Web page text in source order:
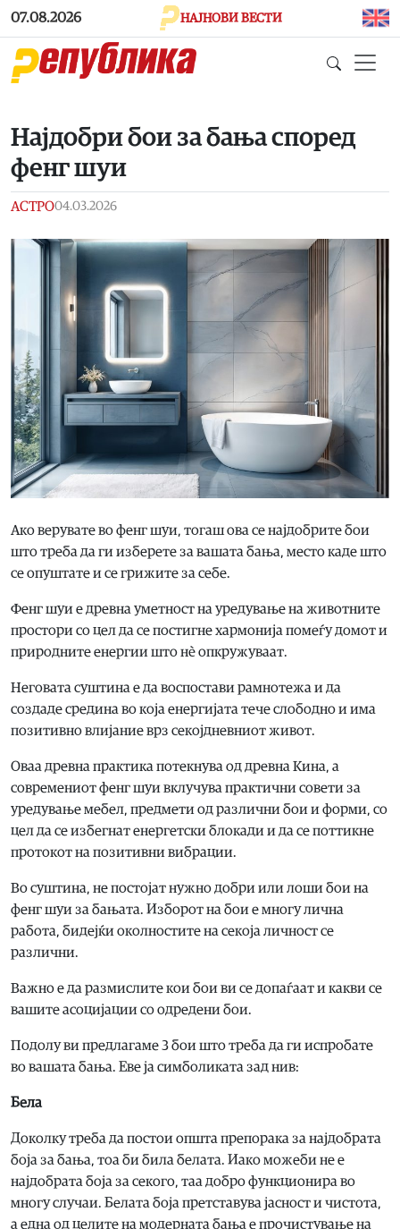
Skip to main content
07.08.2026 НАЈНОВИ ВЕСТИ
Најдобри бои за бања според
фенг шуи
АСТРО04.03.2026
Ако верувате во фенг шуи, тогаш ова се најдобрите бои
што треба да ги изберете за вашата бања, место каде што
се опуштате и се грижите за себе.
Фенг шуи е древна уметност на уредување на животните
простори со цел да се постигне хармонија помеѓу домот и
природните енергии што нè опкружуваат.
Неговата суштина е да воспостави рамнотежа и да
создаде средина во која енергијата тече слободно и има
позитивно влијание врз секојдневниот живот.
Оваа древна практика потекнува од древна Кина, а
современиот фенг шуи вклучува практични совети за
уредување мебел, предмети од различни бои и форми, со
цел да се избегнат енергетски блокади и да се поттикне
протокот на позитивни вибрации.
Во суштина, не постојат нужно добри или лоши бои на
фенг шуи за бањата. Изборот на бои е многу лична
работа, бидејќи околностите на секоја личност се
различни.
Важно е да размислите кои бои ви се допаѓаат и какви се
вашите асоцијации со одредени бои.
Подолу ви предлагаме 3 бои што треба да ги испробате
во вашата бања. Еве ја симболиката зад нив:
Бела
Доколку треба да постои општа препорака за најдобрата
боја за бања, тоа би била белата. Иако можеби не е
најдобрата боја за секого, таа добро функционира во
многу случаи. Белата боја претставува јасност и чистота,
а една од целите на модерната бања е прочистување на